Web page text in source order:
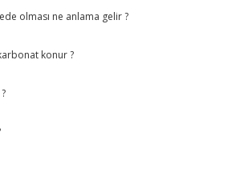
olması ne anlama gelir ?
konur ?